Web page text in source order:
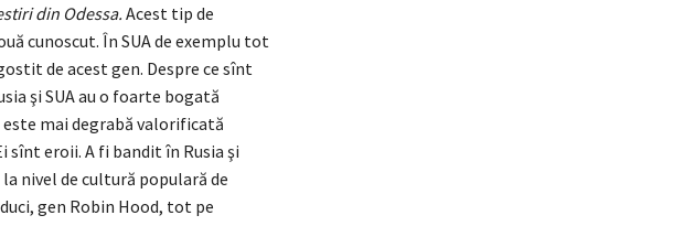
din Odessa.Acest tip de
cunoscut. În SUA de exemplu tot
de acest gen. Despre ce sînt
şi SUA au o foarte bogată
mai degrabă valorificată
sînt eroii. A fi bandit în Rusia şi
la nivel de cultură populară de
gen Robin Hood, tot pe